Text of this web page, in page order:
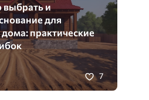
выбрать и
для
дома: практические
7